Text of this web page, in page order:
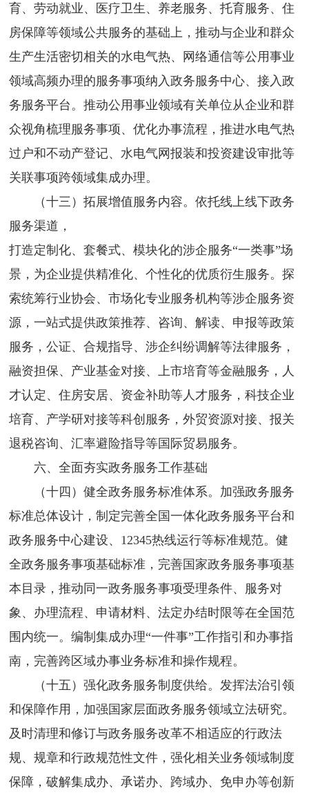
育、劳动就业、医疗卫生、养老服务、托育服务、住
房保障等领域公共服务的基础上，推动与企业和群众
生产生活密切相关的水电气热、网络通信等公用事业
领域高频办理的服务事项纳入政务服务中心、接入政
务服务平台。推动公用事业领域有关单位从企业和群
众视角梳理服务事项、优化办事流程，推进水电气热
过户和不动产登记、水电气网报装和投资建设审批等
关联事项跨领域集成办理。
（十三）拓展增值服务内容。依托线上线下政务
服务渠道，
打造定制化、套餐式、模块化的涉企服务“一类事”场
景，为企业提供精准化、个性化的优质衍生服务。探
索统筹行业协会、市场化专业服务机构等涉企服务资
源，一站式提供政策推荐、咨询、解读、申报等政策
服务，公证、合规指导、涉企纠纷调解等法律服务，
融资担保、产业基金对接、上市培育等金融服务，人
才认定、住房安居、资金补助等人才服务，科技企业
培育、产学研对接等科创服务，外贸资源对接、报关
退税咨询、汇率避险指导等国际贸易服务。
六、全面夯实政务服务工作基础
（十四）健全政务服务标准体系。加强政务服务
标准总体设计，制定完善全国一体化政务服务平台和
政务服务中心建设、12345热线运行等标准规范。健
全政务服务事项基础标准，完善国家政务服务事项基
本目录，推动同一政务服务事项受理条件、服务对
象、办理流程、申请材料、法定办结时限等在全国范
围内统一。编制集成办理“一件事”工作指引和办事指
南，完善跨区域办事业务标准和操作规程。
（十五）强化政务服务制度供给。发挥法治引领
和保障作用，加强国家层面政务服务领域立法研究。
及时清理和修订与政务服务改革不相适应的行政法
规、规章和行政规范性文件，强化相关业务领域制度
保障，破解集成办、承诺办、跨域办、免申办等创新